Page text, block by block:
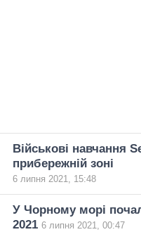
Військові навчання
прибережній зоні
6 липня 2021, 15:48
У Чорному морі
2021 6 липня 2021, 00:47